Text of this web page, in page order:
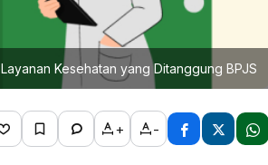
Layanan Kesehatan yang Ditanggung BPJS
+ -